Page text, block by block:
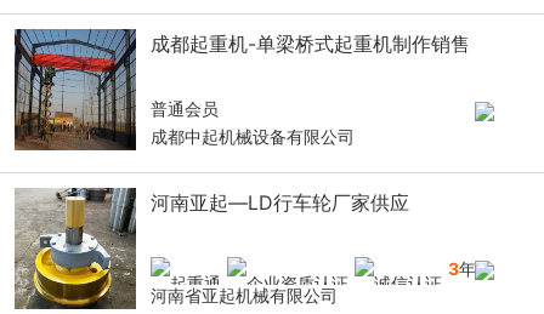
成都起重机-单梁桥式起重机制作销售
普通会员
成都中起机械设备有限公司
河南亚起—LD行车轮厂家供应
3年
河南省亚起机械有限公司